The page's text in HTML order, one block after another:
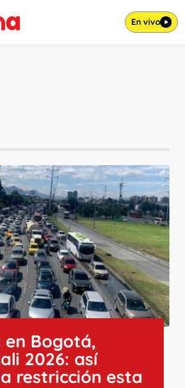
En vivo
en Bogotá,
2026: así
restricción esta